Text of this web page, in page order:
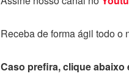
Receba de forma ágil todo o
Caso prefira, clique abaixo